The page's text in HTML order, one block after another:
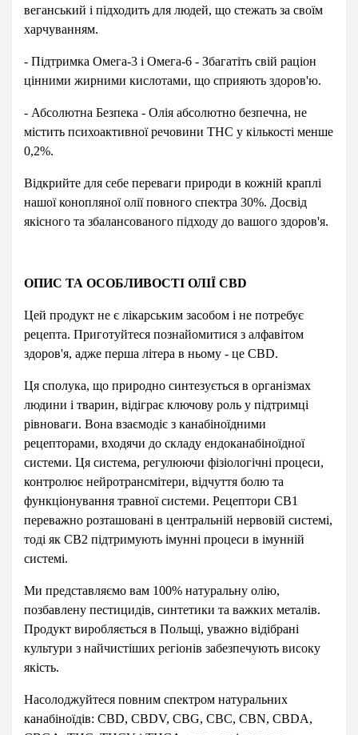
веганський і підходить для людей, що стежать за своїм
харчуванням.
- Підтримка Омега-3 і Омега-6 - Збагатіть свій раціон
цінними жирними кислотами, що сприяють здоров'ю.
- Абсолютна Безпека - Олія абсолютно безпечна, не
містить психоактивної речовини THC у кількості менше
0,2%.
Відкрийте для себе переваги природи в кожній краплі
нашої конопляної олії повного спектра 30%. Досвід
якісного та збалансованого підходу до вашого здоров'я.
ОПИС ТА ОСОБЛИВОСТІ ОЛІЇ CBD
Цей продукт не є лікарським засобом і не потребує
рецепта. Приготуйтеся познайомитися з алфавітом
здоров'я, адже перша літера в ньому - це CBD.
Ця сполука, що природно синтезується в організмах
людини і тварин, відіграє ключову роль у підтримці
рівноваги. Вона взаємодіє з канабіноїдними
рецепторами, входячи до складу ендоканабіноїдної
системи. Ця система, регулюючи фізіологічні процеси,
контролює нейротрансмітери, відчуття болю та
функціонування травної системи. Рецептори CB1
переважно розташовані в центральній нервовій системі,
тоді як CB2 підтримують імунні процеси в імунній
системі.
Ми представляємо вам 100% натуральну олію,
позбавлену пестицидів, синтетики та важких металів.
Продукт виробляється в Польщі, уважно відібрані
культури з найчистіших регіонів забезпечують високу
якість.
Насолоджуйтеся повним спектром натуральних
канабіноїдів: CBD, CBDV, CBG, CBC, CBN, CBDA,